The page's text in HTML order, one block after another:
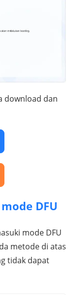
download dan
DFU
mode DFU
metode di atas
tidak dapat